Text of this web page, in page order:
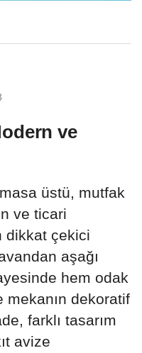
ve
üstü, mutfak
ve ticari
dikkat çekici
aşağı
hem odak
mekanın dekoratif
farklı tasarım
avize